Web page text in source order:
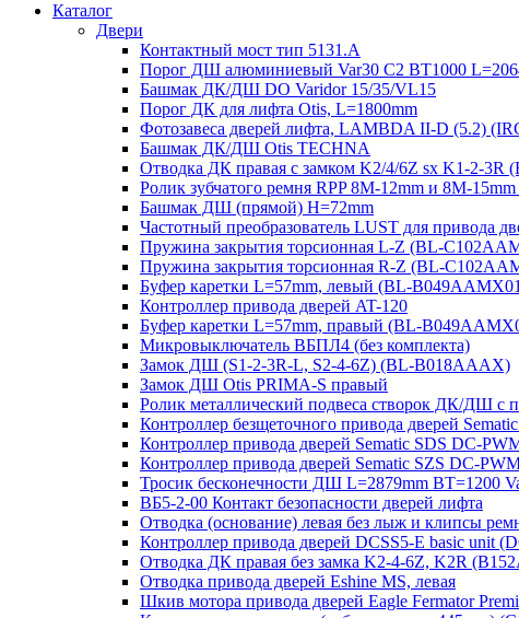
Каталог
Двери
Контактный мост тип 5131.A
Порог ДШ алюминиевый Var30 C2 BT1000
Башмак ДК/ДШ DO Varidor 15/35/VL15
Порог ДК для лифта Otis, L=1800mm
Фотозавеса дверей лифта, LAMBDA II-D (5.2)
Башмак ДК/ДШ Otis TECHNA
Отводка ДК правая с замком K2/4/6Z sx K1-2-3R
Ролик зубчатого ремня RPP 8M-12mm и 8M-
Башмак ДШ (прямой) H=72mm
Частотный преобразователь LUST для привода
Пружина закрытия торсионная L-Z (BL-
Пружина закрытия торсионная R-Z (BL-
Буфер каретки L=57mm, левый (BL-
Контроллер привода дверей AT-120
Буфер каретки L=57mm, правый (BL-
Микровыключатель ВБПЛ4 (без комплекта)
Замок ДШ (S1-2-3R-L, S2-4-6Z) (BL-B018AAAX)
Замок ДШ Otis PRIMA-S правый
Ролик металлический подвеса створок ДК/ДШ
Контроллер безщеточного привода дверей
Контроллер привода дверей Sematic SDS DC-
Контроллер привода дверей Sematic SZS DC-
Тросик бесконечности ДШ L=2879mm BT=1200
ВБ5-2-00 Контакт безопасности дверей лифта
Отводка (основание) левая без лыж и клипсы
Контроллер привода дверей DCSS5-E basic unit
Отводка ДК правая без замка K2-4-6Z, K2R
Отводка привода дверей Eshine MS, левая
Шкив мотора привода дверей Eagle Fermator